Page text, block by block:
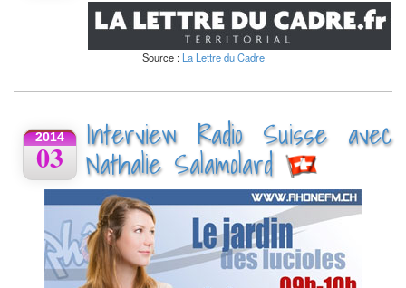
Source : La Lettre du Cadre
2014
03
Interview Radio Suisse avec
Nathalie Salamolard